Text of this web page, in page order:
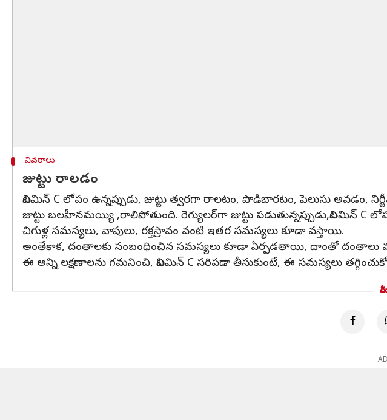
వివరాలు
జుట్టు రాలడం
విటమిన్ C లోపం ఉన్నప్పుడు, జుట్టు త్వరగా రాలటం, పొడిబారటం, పెలుసు
జుట్టు బలహీనమయ్యి ,రాలిపోతుంది. రెగ్యులర్‌గా జుట్టు పడుతున్నప్పుడు,విటమిన్
చిగుళ్ల సమస్యలు, వాపులు, రక్తస్రావం వంటి ఇతర సమస్యలు కూడా వస్తాయి.
అంతేకాక, దంతాలకు సంబంధించిన సమస్యలు కూడా ఏర్పడతాయి, దాంతో దంతాలు
ఈ అన్ని లక్షణాలను గమనించి, విటమిన్ C సరిపడా తీసుకుంటే, ఈ సమస్యలు